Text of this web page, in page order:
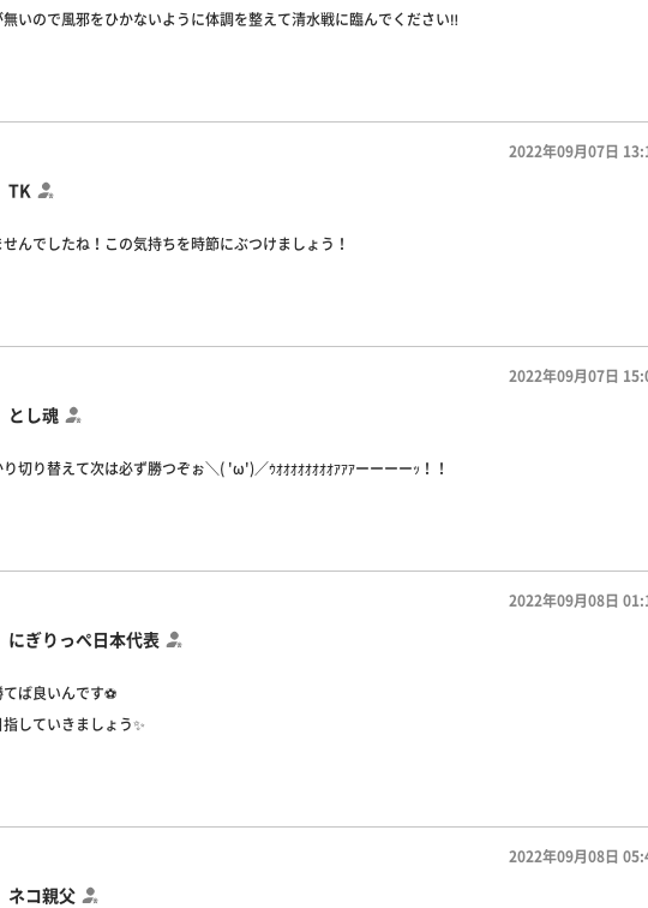
無いので風邪をひかないように体調を整えて清水戦に臨んでください‼️
TK
2022年09月07日
んでしたね！この気持ちを時節にぶつけましょう！
とし魂
2022年09月07日
り切り替えて次は必ず勝つぞぉ＼( 'ω')／ｳｵｵｵｵｵｵｵｵｱｱｱーーーーｯ！！
にぎりっぺ日本代表
2022年09月08日
ば良いんです⚽️
していきましょう✨
ネコ親父
2022年09月08日